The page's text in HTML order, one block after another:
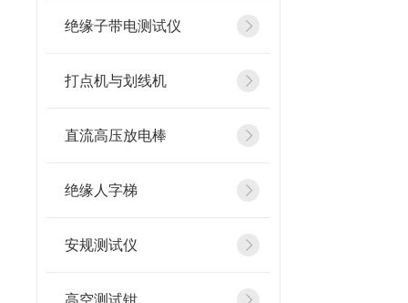
绝缘子带电测试仪
打点机与划线机
直流高压放电棒
绝缘人字梯
安规测试仪
高空测试钳